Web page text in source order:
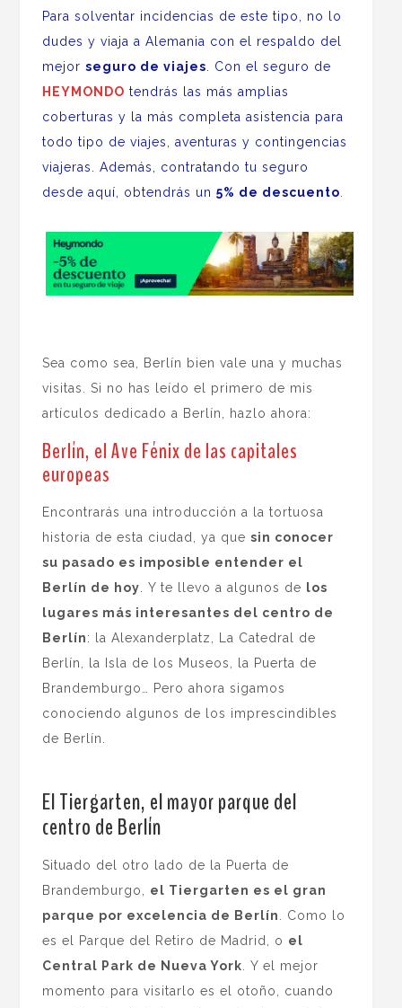
Para solventar incidencias de este tipo, no lo
dudes y viaja a Alemania con el respaldo del
mejorseguro de viajes. Con el seguro de
HEYMONDO tendrás las más amplias
coberturas y la más completa asistencia para
todo tipo de viajes, aventuras y contingencias
viajeras. Además, contratando tu seguro
desde aquí, obtendrás un5% de descuento.
Sea como sea, Berlín bien vale una y muchas
visitas. Si no has leído el primero de mis
artículos dedicado a Berlín, hazlo ahora:
Berlín, el Ave Fénix de las capitales
europeas
Encontrarás una introducción a la tortuosa
historia de esta ciudad, ya quesin conocer
su pasado es imposible entender el
Berlín de hoy . Y te llevo a algunos de los
lugares más interesantes del centro de
Berlín: la Alexanderplatz, La Catedral de
Berlín, la Isla de los Museos, la Puerta de
Brandemburgo… Pero ahora sigamos
conociendo algunos de los imprescindibles
de Berlín.
El Tiergarten, el mayor parque del
centro de Berlín
Situado del otro lado de la Puerta de
Brandemburgo, el Tiergarten es el gran
parque por excelencia de Berlín
. Como lo
es el Parque del Retiro de Madrid, o el
Central Park de Nueva York . Y el mejor
momento para visitarlo es el otoño, cuando